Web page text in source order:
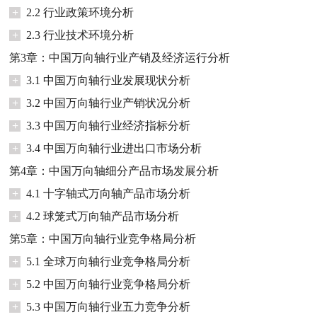
+
2.2 行业政策环境分析
+
2.3 行业技术环境分析
第3章：中国万向轴行业产销及经济运行分析
+
3.1 中国万向轴行业发展现状分析
+
3.2 中国万向轴行业产销状况分析
+
3.3 中国万向轴行业经济指标分析
+
3.4 中国万向轴行业进出口市场分析
第4章：中国万向轴细分产品市场发展分析
+
4.1 十字轴式万向轴产品市场分析
+
4.2 球笼式万向轴产品市场分析
第5章：中国万向轴行业竞争格局分析
+
5.1 全球万向轴行业竞争格局分析
+
5.2 中国万向轴行业竞争格局分析
+
5.3 中国万向轴行业五力竞争分析